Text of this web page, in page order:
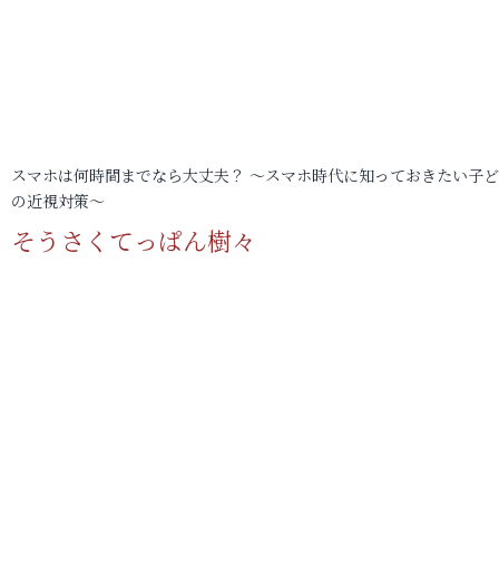
スマホは何時間までなら大丈夫？ ～スマホ時代に知っておきたい子
の近視対策～
そうさくてっぱん樹々